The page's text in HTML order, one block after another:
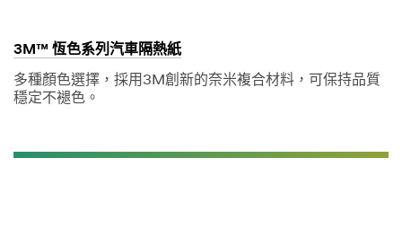
3M™ 恆色系列汽車隔熱紙
多種顏色選擇，採用3M創新的奈米複合材料，可保持品質
穩定不褪色。